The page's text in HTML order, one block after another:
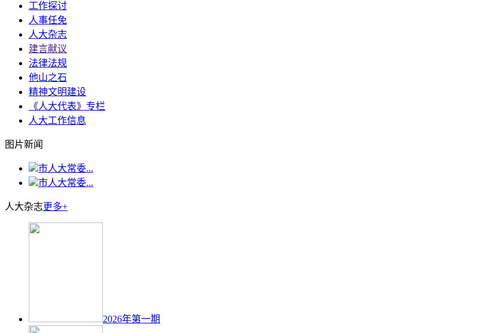
工作探讨
人事任免
人大杂志
建言献议
法律法规
他山之石
精神文明建设
《人大代表》专栏
人大工作信息
图片新闻
市人大常委...
市人大常委...
人大杂志更多+
2026年第一期